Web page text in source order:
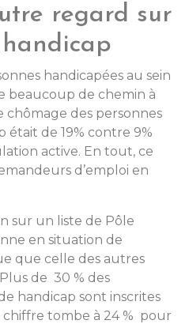
regard sur
handicapées au sein
beaucoup de chemin à
chômage des personnes
était de 19% contre 9%
active. En tout, ce
d’emploi en
sur un liste de Pôle
en situation de
que celle des autres
de 30 % des
handicap sont inscrites
chiffre tombe à 24 % pour